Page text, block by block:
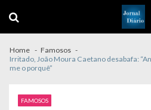
navigation
content
Home
Famosos
Irritado, João Moura Caetano desabafa:
me o porquê”
FAMOSOS